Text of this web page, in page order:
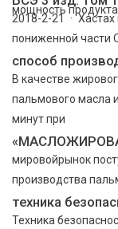
мощность
2018-2-21 ·
пониженной части
способ
В качестве
пальмового масла
минут при
мировойрынок
производства
техника
Техника